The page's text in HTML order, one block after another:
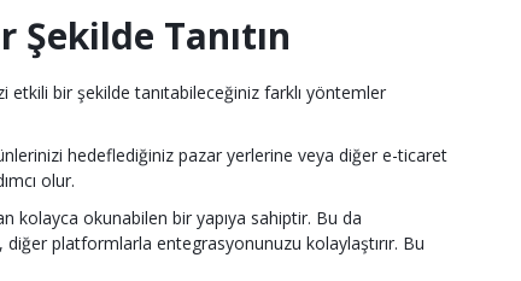
Tanıtın
etkili bir şekilde tanıtabileceğiniz farklı yöntemler
hedeflediğiniz pazar yerlerine veya diğer e-ticaret
olur.
kolayca okunabilen bir yapıya sahiptir. Bu da
diğer platformlarla entegrasyonunuzu kolaylaştırır. Bu